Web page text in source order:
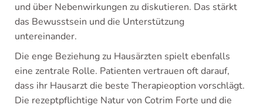
und über Nebenwirkungen zu diskutieren. Das stärkt
das Bewusstsein und die Unterstützung
untereinander.
Die enge Beziehung zu Hausärzten spielt ebenfalls
eine zentrale Rolle. Patienten vertrauen oft darauf,
dass ihr Hausarzt die beste Therapieoption vorschlägt.
Die rezeptpflichtige Natur von Cotrim Forte und die